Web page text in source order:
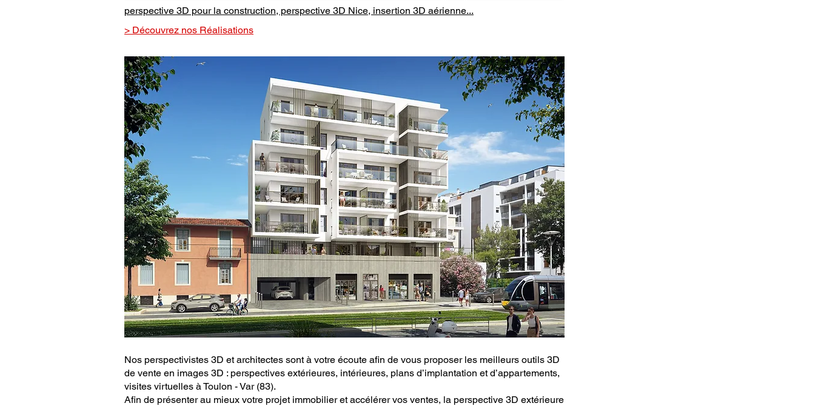
perspective 3D pour la construction, perspective 3D Nice, insertion 3D aérienne...
> Découvrez nos Réalisations
Nos perspectivistes 3D et architectes sont à votre écoute afin de vous proposer les meilleurs outils 3D
de vente en images 3D : perspectives extérieures, intérieures, plans d’implantation et d’appartements,
visites virtuelles à Toulon - Var (83).
Afin de présenter au mieux votre projet immobilier et accélérer vos ventes, la perspective 3D extérieure